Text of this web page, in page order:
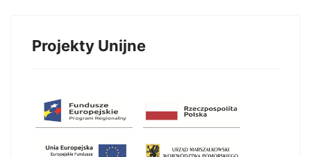
Projekty Unijne